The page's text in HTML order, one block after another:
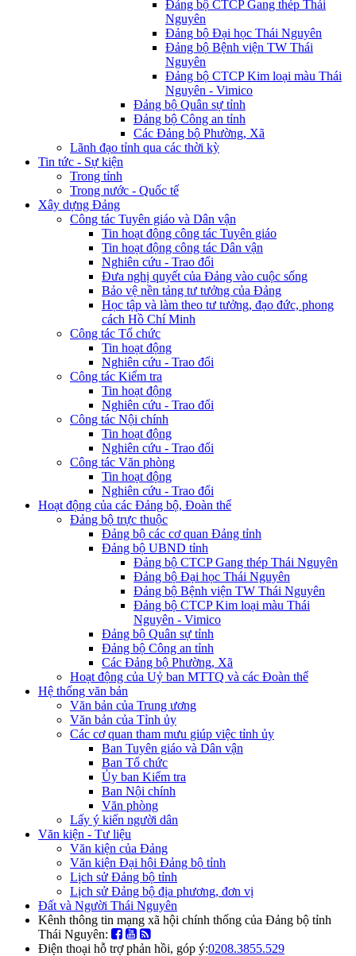
Đảng bộ CTCP Gang thép Thái
Nguyên
Đảng bộ Đại học Thái Nguyên
Đảng bộ Bệnh viện TW Thái
Nguyên
Đảng bộ CTCP Kim loại màu Thái
Nguyên - Vimico
Đảng bộ Quân sự tỉnh
Đảng bộ Công an tỉnh
Các Đảng bộ Phường, Xã
Lãnh đạo tỉnh qua các thời kỳ
Tin tức - Sự kiện
Trong tỉnh
Trong nước - Quốc tế
Xây dựng Đảng
Công tác Tuyên giáo và Dân vận
Tin hoạt động công tác Tuyên giáo
Tin hoạt động công tác Dân vận
Nghiên cứu - Trao đổi
Đưa nghị quyết của Đảng vào cuộc sống
Bảo vệ nền tảng tư tưởng của Đảng
Học tập và làm theo tư tưởng, đạo đức, phong
cách Hồ Chí Minh
Công tác Tổ chức
Tin hoạt động
Nghiên cứu - Trao đổi
Công tác Kiểm tra
Tin hoạt động
Nghiên cứu - Trao đổi
Công tác Nội chính
Tin hoạt động
Nghiên cứu - Trao đổi
Công tác Văn phòng
Tin hoạt động
Nghiên cứu - Trao đổi
Hoạt động của các Đảng bộ, Đoàn thể
Đảng bộ trực thuộc
Đảng bộ các cơ quan Đảng tỉnh
Đảng bộ UBND tỉnh
Đảng bộ CTCP Gang thép Thái Nguyên
Đảng bộ Đại học Thái Nguyên
Đảng bộ Bệnh viện TW Thái Nguyên
Đảng bộ CTCP Kim loại màu Thái
Nguyên - Vimico
Đảng bộ Quân sự tỉnh
Đảng bộ Công an tỉnh
Các Đảng bộ Phường, Xã
Hoạt động của Uỷ ban MTTQ và các Đoàn thể
Hệ thống văn bản
Văn bản của Trung ương
Văn bản của Tỉnh ủy
Các cơ quan tham mưu giúp việc tỉnh ủy
Ban Tuyên giáo và Dân vận
Ban Tổ chức
Ủy ban Kiểm tra
Ban Nội chính
Văn phòng
Lấy ý kiến người dân
Văn kiện - Tư liệu
Văn kiện của Đảng
Văn kiện Đại hội Đảng bộ tỉnh
Lịch sử Đảng bộ tỉnh
Lịch sử Đảng bộ địa phương, đơn vị
Đất và Người Thái Nguyên
Kênh thông tin mạng xã hội chính thống của Đảng bộ tỉnh
Thái Nguyên:
Điện thoại hỗ trợ phản hồi, góp ý:0208.3855.529